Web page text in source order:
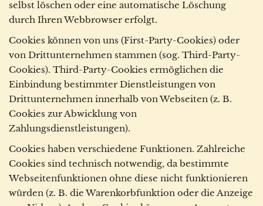
selbst löschen oder eine automatische Löschung
durch Ihren Webbrowser erfolgt.
Cookies können von uns (First-Party-Cookies) oder
von Drittunternehmen stammen (sog. Third-Party-
Cookies). Third-Party-Cookies ermöglichen die
Einbindung bestimmter Dienstleistungen von
Drittunternehmen innerhalb von Webseiten (z. B.
Cookies zur Abwicklung von
Zahlungsdienstleistungen).
Cookies haben verschiedene Funktionen. Zahlreiche
Cookies sind technisch notwendig, da bestimmte
Webseitenfunktionen ohne diese nicht funktionieren
würden (z. B. die Warenkorbfunktion oder die Anzeige